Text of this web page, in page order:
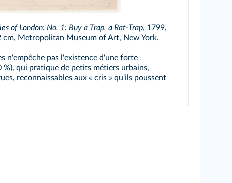
of London: No. 1: Buy a Trap, a Rat-Trap, 1799,
cm, Metropolitan Museum of Art, New York.
n'empêche pas l'existence d'une forte
%), qui pratique de petits métiers urbains,
reconnaissables aux « cris » qu'ils poussent